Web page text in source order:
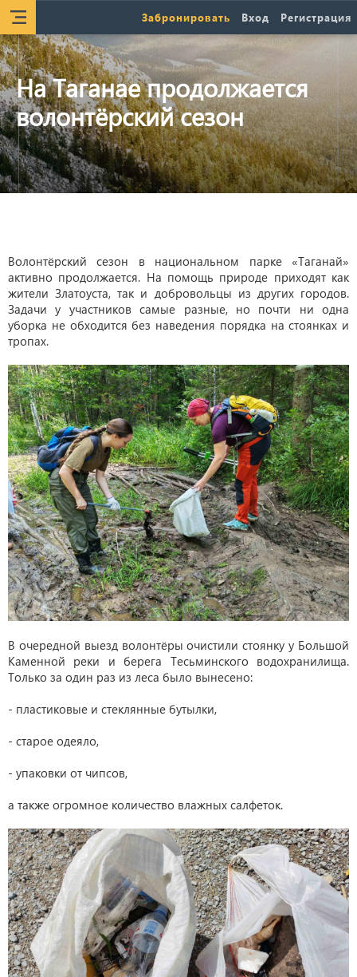
Забронировать Вход Регистрация
На Таганае продолжается
волонтёрский сезон
Волонтёрский сезон в национальном парке «Таганай»
активно продолжается. На помощь природе приходят как
жители Златоуста, так и добровольцы из других городов.
Задачи у участников самые разные, но почти ни одна
уборка не обходится без наведения порядка на стоянках и
тропах.
В очередной выезд волонтёры очистили стоянку у Большой
Каменной реки и берега Тесьминского водохранилища.
Только за один раз из леса было вынесено:
- пластиковые и стеклянные бутылки,
- старое одеяло,
- упаковки от чипсов,
а также огромное количество влажных салфеток.